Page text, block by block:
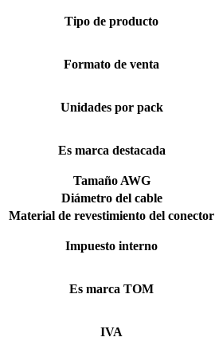
Tipo de producto
Formato de venta
Unidades por pack
Es marca destacada
Tamaño AWG
Diámetro del cable
Material de revestimiento del conector
Impuesto interno
Es marca TOM
IVA